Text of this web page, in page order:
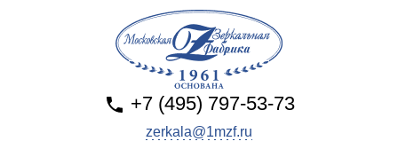
+7 (495) 797-53-73
zerkala@1mzf.ru